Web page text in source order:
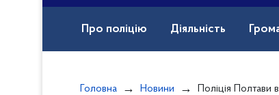
Про поліцію Діяльність
Головна Новини Поліція Полтави встановлює